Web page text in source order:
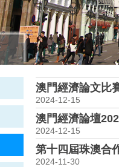
澳門經濟論文比
2024-12-15
澳門經濟論壇
2024-12-15
第十四屆珠澳合
2024-11-30